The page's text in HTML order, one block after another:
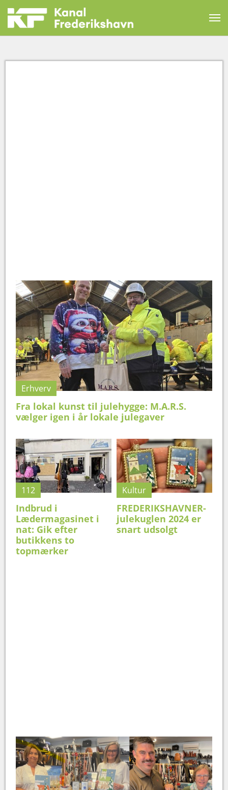
Erhverv
Fra lokal kunst til julehygge: M.A.R.S.
vælger igen i år lokale julegaver
112
Indbrud i
Lædermagasinet i
nat: Gik efter
butikkens to
topmærker
Kultur
FREDERIKSHAVNER-
julekuglen 2024 er
snart udsolgt